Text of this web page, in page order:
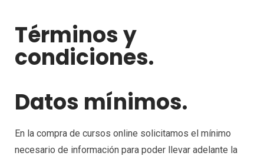
Términos y
condiciones.
Datos mínimos.
En la compra de cursos online solicitamos el mínimo
necesario de información para poder llevar adelante la